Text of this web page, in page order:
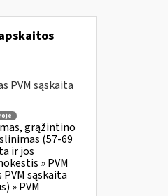
PVM sąskaita
grąžintino
(57-69
ir jos
» PVM
sąskaita
» PVM